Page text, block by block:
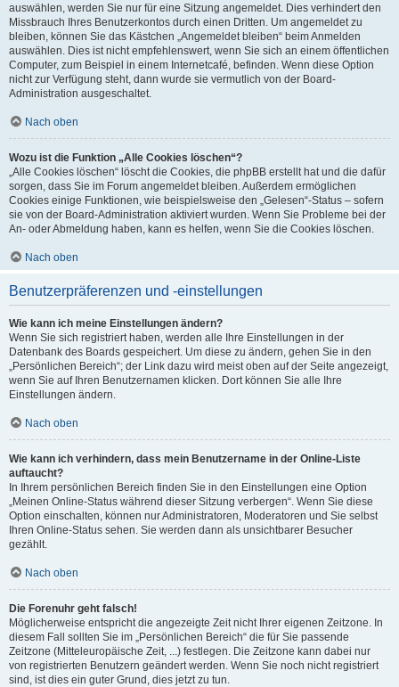
auswählen, werden Sie nur für eine Sitzung angemeldet. Dies verhindert den
Missbrauch Ihres Benutzerkontos durch einen Dritten. Um angemeldet zu
bleiben, können Sie das Kästchen „Angemeldet bleiben“ beim Anmelden
auswählen. Dies ist nicht empfehlenswert, wenn Sie sich an einem öffentlichen
Computer, zum Beispiel in einem Internetcafé, befinden. Wenn diese Option
nicht zur Verfügung steht, dann wurde sie vermutlich von der Board-
Administration ausgeschaltet.
Nach oben
Wozu ist die Funktion „Alle Cookies löschen“?
„Alle Cookies löschen“ löscht die Cookies, die phpBB erstellt hat und die dafür
sorgen, dass Sie im Forum angemeldet bleiben. Außerdem ermöglichen
Cookies einige Funktionen, wie beispielsweise den „Gelesen“-Status – sofern
sie von der Board-Administration aktiviert wurden. Wenn Sie Probleme bei der
An- oder Abmeldung haben, kann es helfen, wenn Sie die Cookies löschen.
Nach oben
Benutzerpräferenzen und -einstellungen
Wie kann ich meine Einstellungen ändern?
Wenn Sie sich registriert haben, werden alle Ihre Einstellungen in der
Datenbank des Boards gespeichert. Um diese zu ändern, gehen Sie in den
„Persönlichen Bereich“; der Link dazu wird meist oben auf der Seite angezeigt,
wenn Sie auf Ihren Benutzernamen klicken. Dort können Sie alle Ihre
Einstellungen ändern.
Nach oben
Wie kann ich verhindern, dass mein Benutzername in der Online-Liste
auftaucht?
In Ihrem persönlichen Bereich finden Sie in den Einstellungen eine Option
„Meinen Online-Status während dieser Sitzung verbergen“. Wenn Sie diese
Option einschalten, können nur Administratoren, Moderatoren und Sie selbst
Ihren Online-Status sehen. Sie werden dann als unsichtbarer Besucher
gezählt.
Nach oben
Die Forenuhr geht falsch!
Möglicherweise entspricht die angezeigte Zeit nicht Ihrer eigenen Zeitzone. In
diesem Fall sollten Sie im „Persönlichen Bereich“ die für Sie passende
Zeitzone (Mitteleuropäische Zeit, ...) festlegen. Die Zeitzone kann dabei nur
von registrierten Benutzern geändert werden. Wenn Sie noch nicht registriert
sind, ist dies ein guter Grund, dies jetzt zu tun.